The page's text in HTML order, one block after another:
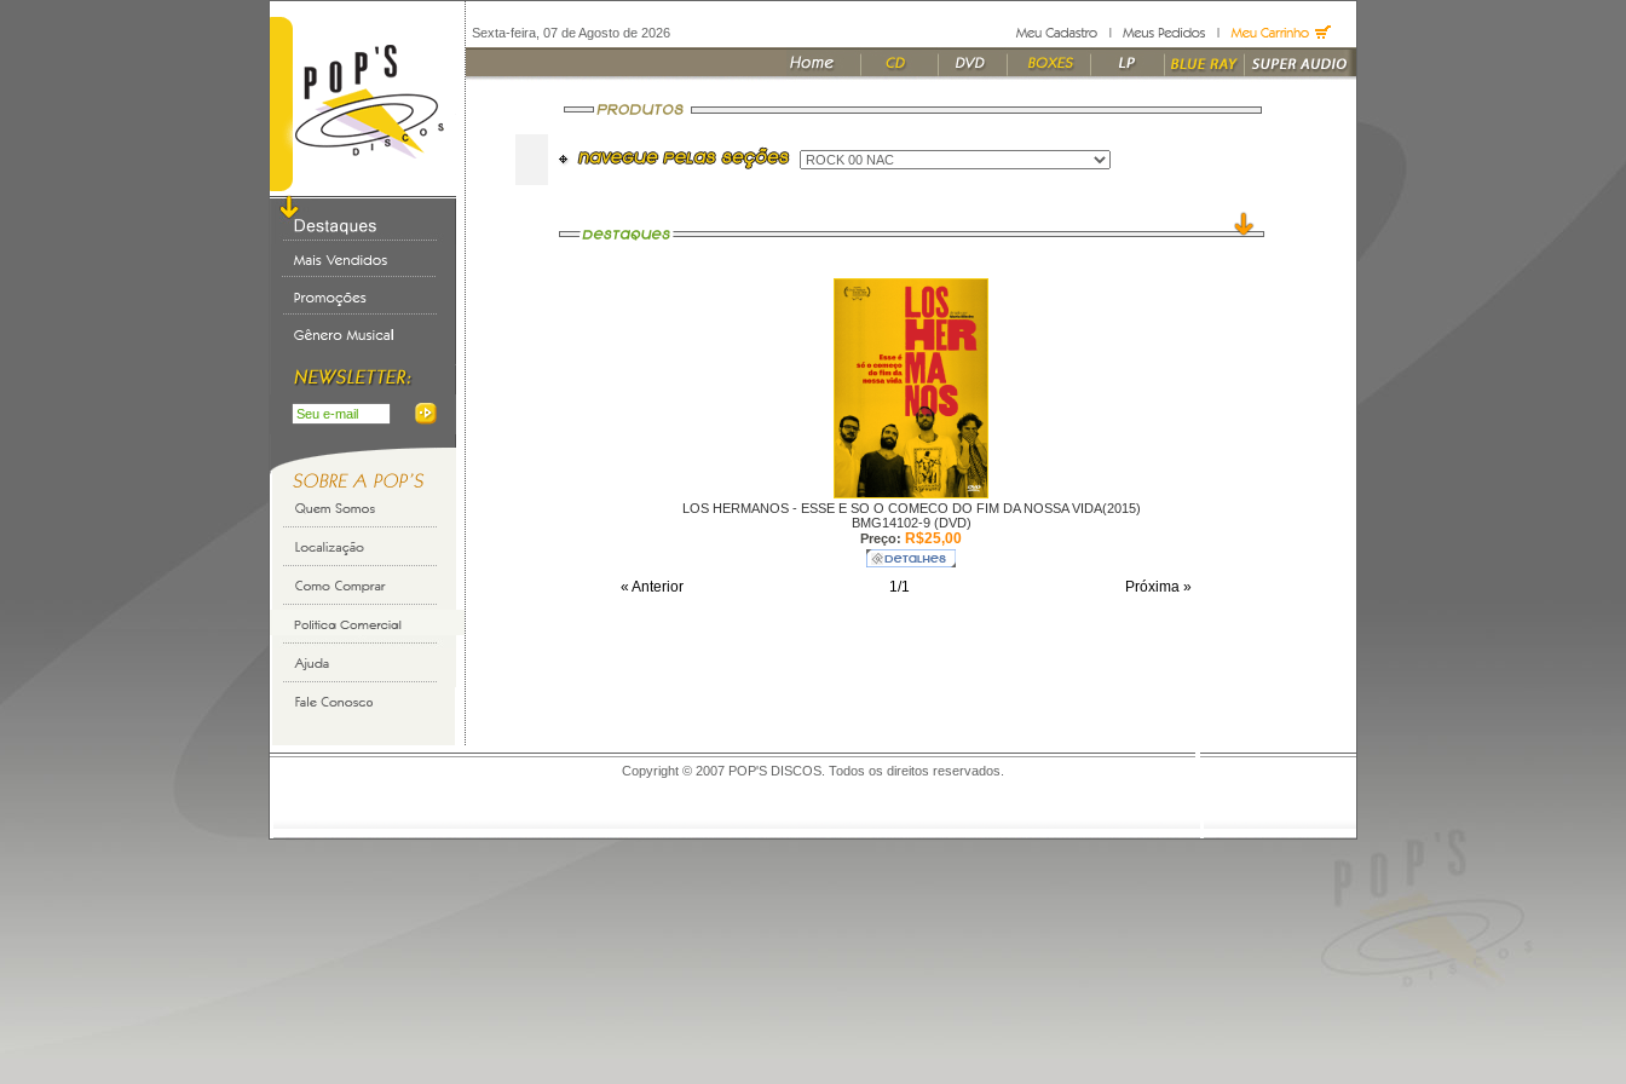
Sexta-feira, 07 de Agosto de 2026
LOS HERMANOS - ESSE E SO O COMECO DO FIM DA NOSSA VIDA(2015)
BMG14102-9 (DVD)
Preço: R$25,00
« Anterior 1/1 Próxima »
Copyright © 2007 POP'S DISCOS. Todos os direitos reservados.